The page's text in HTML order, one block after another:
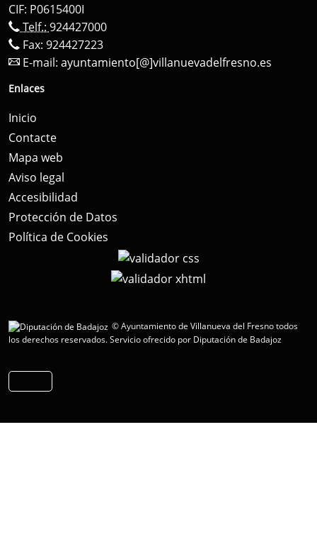
CIF: P0615400I
Telf.: 924427000
Fax: 924427223
E-mail: ayuntamiento[@]villanuevadelfresno.es
Enlaces
Inicio
Contacte
Mapa web
Aviso legal
Accesibilidad
Protección de Datos
Política de Cookies
© Ayuntamiento de Villanueva del Fresno todos
los derechos reservados.Servicio ofrecido por Diputación de Badajoz